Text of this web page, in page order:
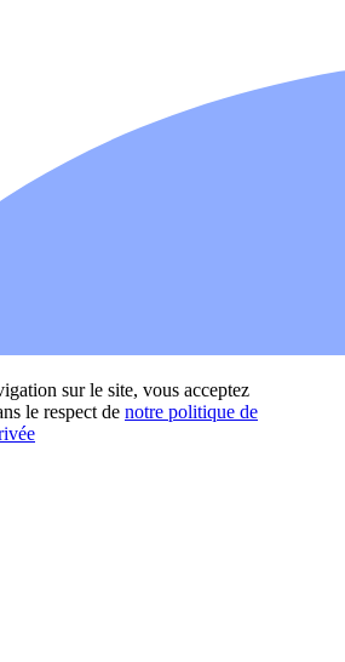
sur le site, vous acceptez
le respect de notre politique de